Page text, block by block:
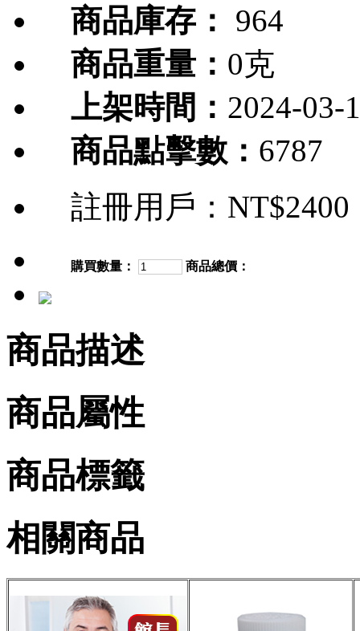
商品庫存：
964
商品重量： 0克
上架時間： 2024-03-
商品點擊數： 6787
註冊用戶： NT$2400
購買數量： 商品總價：
商品描述
商品屬性
商品標籤
相關商品